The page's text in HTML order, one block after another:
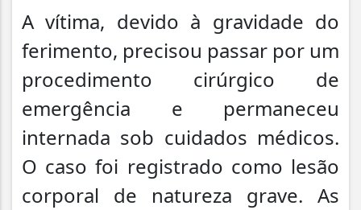
A vítima, devido à gravidade do
ferimento, precisou passar por um
procedimento cirúrgico de
emergência e permaneceu
internada sob cuidados médicos.
O caso foi registrado como lesão
corporal de natureza grave. As